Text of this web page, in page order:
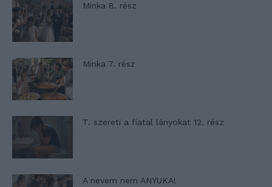
Minka 8. rész
Minka 7. rész
T. szereti a fiatal lányokat 12. rész
A nevem nem ANYUKA!